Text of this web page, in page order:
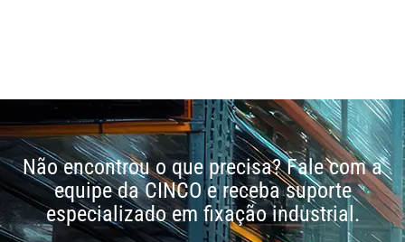
Não encontrou o que precisa? Fale com a
equipe da CINCO e receba suporte
especializado em fixação industrial.